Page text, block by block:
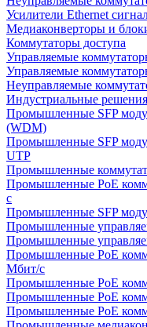
Усилители Ethernet
Медиаконверторы и
Коммутаторы доступа
Управляемые
Управляемые
Неуправляемые
Индустриальные решения
Промышленные SFP
(WDM)
Промышленные SFP
UTP
Промышленные
Промышленные PoE
с
Промышленные SFP
Промышленные
Промышленные
Промышленные PoE
Мбит/с
Промышленные PoE
Промышленные PoE
Промышленные PoE